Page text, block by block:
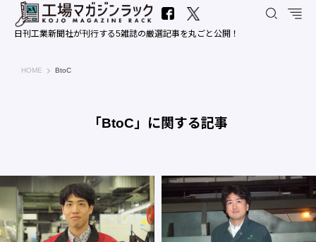
日刊工業新聞社が刊行する5雑誌の厳選記事を丸ごと公開！
HOME 工場マガジンラック｜日刊工業新聞社
BtoC
「BtoC」に関する記事